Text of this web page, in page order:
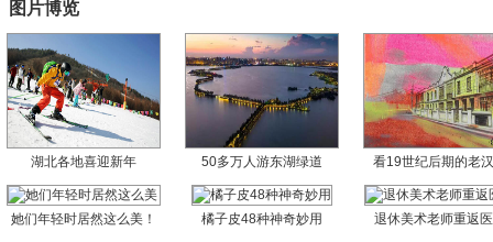
图片博览
湖北各地喜迎新年 50多万人游东湖绿道 看19世纪后期的老
她们年轻时居然这么美！ 橘子皮48种神奇妙用 退休美术老师重返